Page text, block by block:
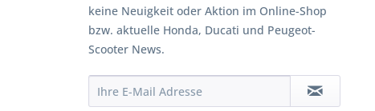
keine Neuigkeit oder Aktion im Online-Shop
bzw. aktuelle Honda, Ducati und Peugeot-
Scooter News.